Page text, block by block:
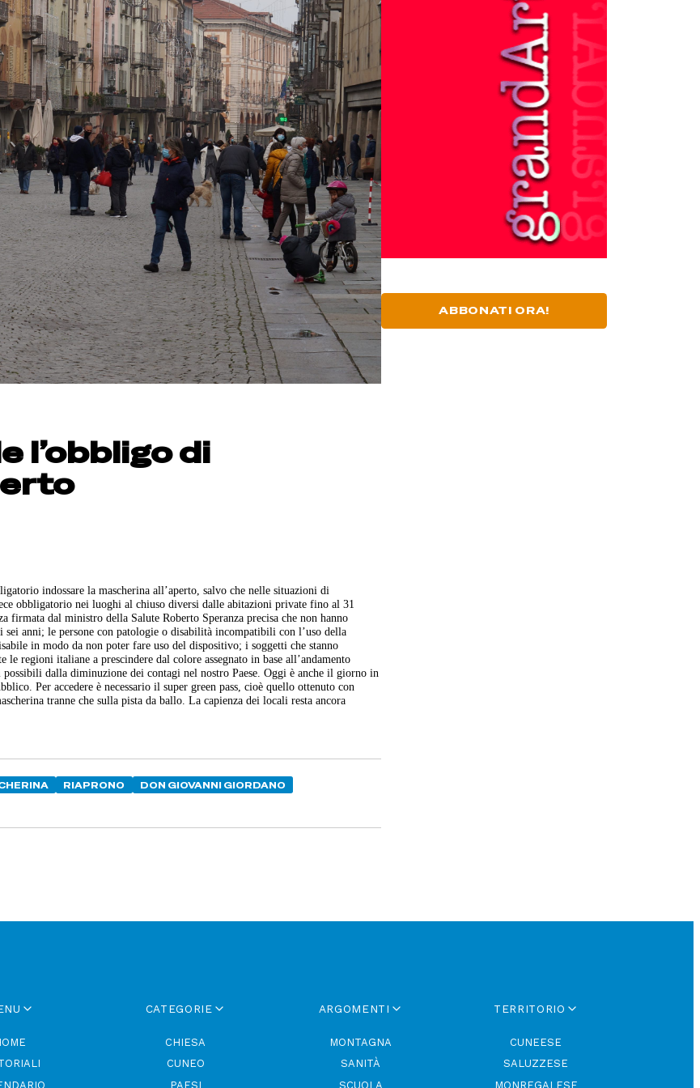
l’obbligo di
indossare la mascherina all’aperto, salvo che nelle situazioni di
obbligatorio nei luoghi al chiuso diversi dalle abitazioni private fino al 31
firmata dal ministro della Salute Roberto Speranza precisa che non hanno
anni; le persone con patologie o disabilità incompatibili con l’uso della
in modo da non poter fare uso del dispositivo; i soggetti che stanno
le regioni italiane a prescindere dal colore assegnato in base all’andamento
dalla diminuzione dei contagi nel nostro Paese. Oggi è anche il giorno in
Per accedere è necessario il super green pass, cioè quello ottenuto con
tranne che sulla pista da ballo. La capienza dei locali resta ancora
RIAPRONO
DON GIOVANNI GIORDANO
ABBONATI ORA!
CATEGORIE
CHIESA
CUNEO
PAESI
ARGOMENTI
MONTAGNA
SANITÀ
SCUOLA
TERRITORIO
CUNEESE
SALUZZESE
MONREGALESE